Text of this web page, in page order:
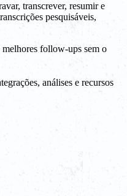
transcrever, resumir e
pesquisáveis,
melhores follow-ups sem o
análises e recursos